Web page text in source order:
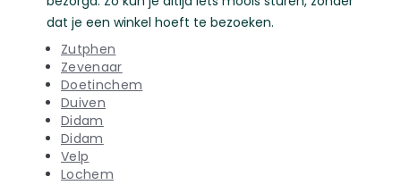
dat je een winkel hoeft te bezoeken.
Zutphen
Zevenaar
Doetinchem
Duiven
Didam
Didam
Velp
Lochem